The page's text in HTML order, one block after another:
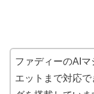
ファディーのAI
エットまで対応